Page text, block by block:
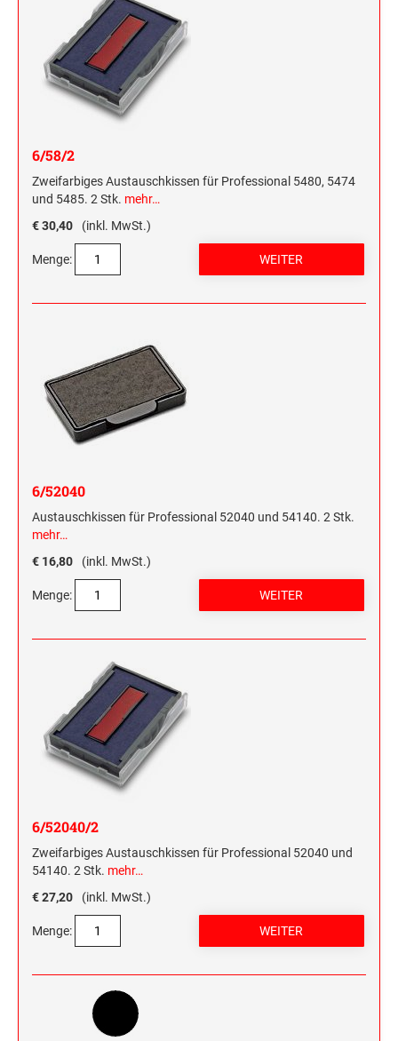
6/58/2
Zweifarbiges Austauschkissen für Professional 5480, 5474
und 5485. 2 Stk. mehr…
€ 30,40
(inkl. MwSt.)
Menge:
6/52040
Austauschkissen für Professional 52040 und 54140. 2 Stk.
mehr…
€ 16,80
(inkl. MwSt.)
Menge:
6/52040/2
Zweifarbiges Austauschkissen für Professional 52040 und
54140. 2 Stk. mehr…
€ 27,20
(inkl. MwSt.)
Menge: